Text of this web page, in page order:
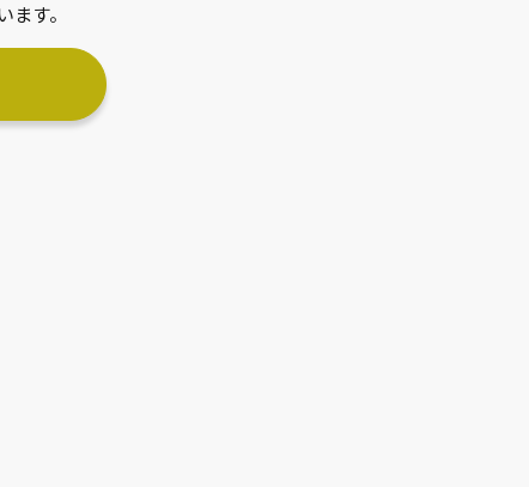
す。